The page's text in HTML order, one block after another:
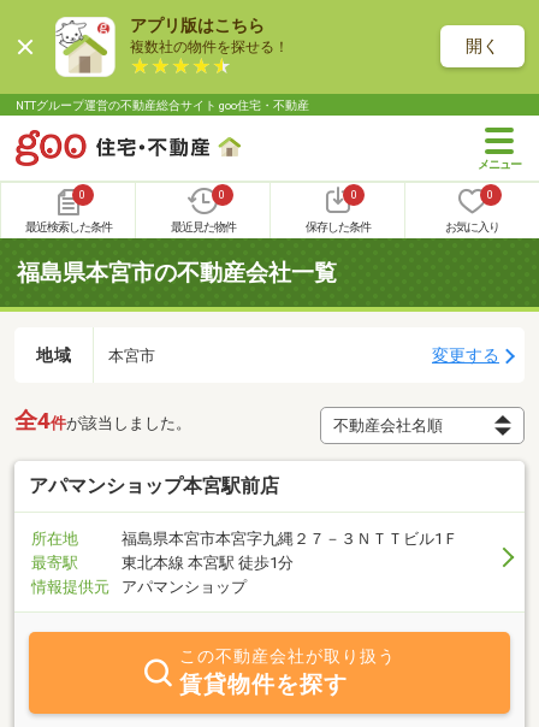
アプリ版はこちら
複数社の物件を探せる！ 開く
NTTグループ運営の不動産総合サイト goo住宅・不動産
0
最近検索した条件
0
最近見た物件
0
保存した条件
0
お気に入り
福島県本宮市の不動産会社一覧
地域 本宮市 変更する
全4件が該当しました。
アパマンショップ本宮駅前店
所在地
福島県本宮市本宮字九縄２７－３ＮＴＴビル1Ｆ
最寄駅
東北本線 本宮駅 徒歩1分
情報提供元
アパマンショップ
この不動産会社が取り扱う
賃貸物件を探す